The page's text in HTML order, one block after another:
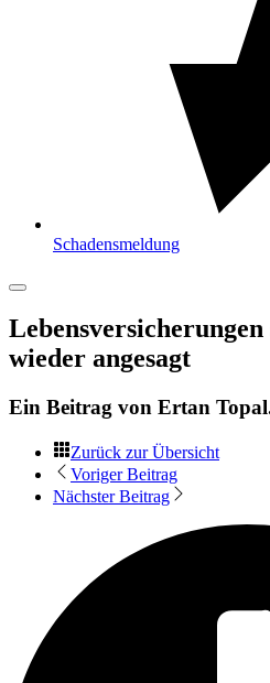
Schadensmeldung
wieder angesagt
Ein Beitrag von Ertan Topal
Zurück zur Übersicht
Voriger Beitrag
Nächster Beitrag